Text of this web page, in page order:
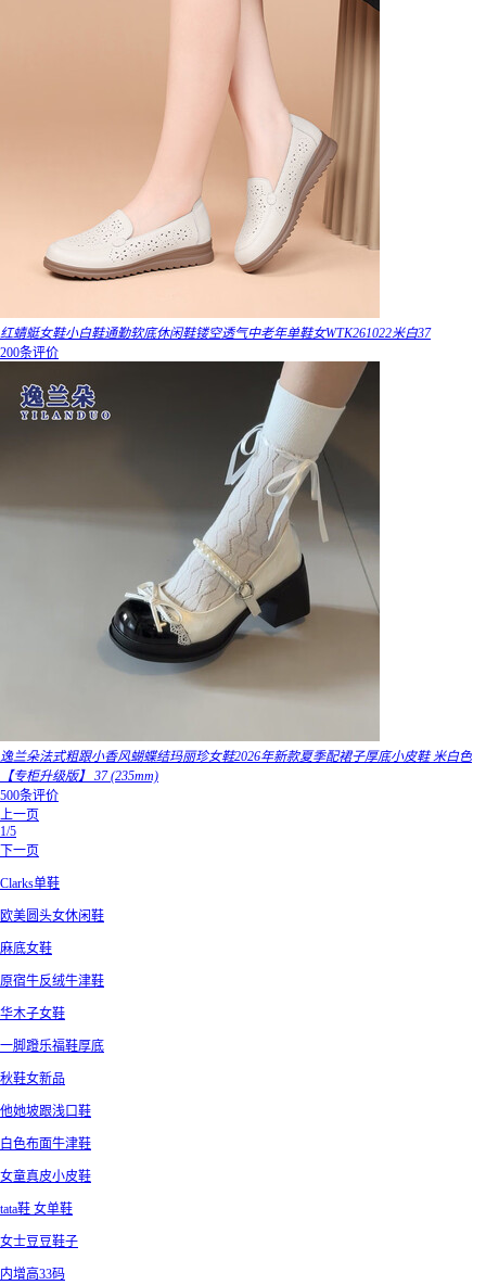
红蜻蜓女鞋小白鞋通勤软底休闲鞋镂空透气中老年单鞋女WTK261022米白37
200条评价
逸兰朵法式粗跟小香风蝴蝶结玛丽珍女鞋2026年新款夏季配裙子厚底小皮鞋 米白色
【专柜升级版】 37 (235mm)
500条评价
上一页
1/5
下一页
Clarks单鞋
欧美圆头女休闲鞋
麻底女鞋
原宿牛反绒牛津鞋
华木子女鞋
一脚蹬乐福鞋厚底
秋鞋女新品
他她坡跟浅口鞋
白色布面牛津鞋
女童真皮小皮鞋
tata鞋 女单鞋
女士豆豆鞋子
内增高33码